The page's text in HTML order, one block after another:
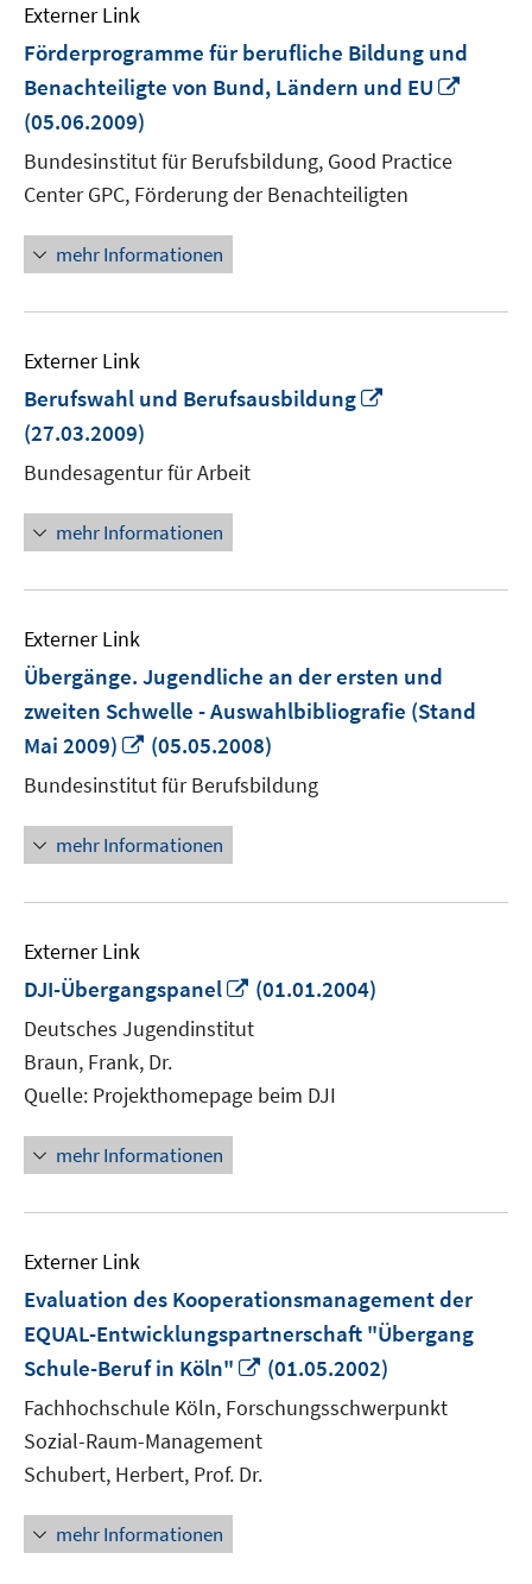
Externer Link
Förderprogramme für berufliche Bildung und
Benachteiligte von Bund, Ländern und EU
(05.06.2009)
Bundesinstitut für Berufsbildung, Good Practice
Center GPC, Förderung der Benachteiligten
mehr Informationen
Externer Link
Berufswahl und Berufsausbildung
(27.03.2009)
Bundesagentur für Arbeit
mehr Informationen
Externer Link
Übergänge. Jugendliche an der ersten und
zweiten Schwelle - Auswahlbibliografie (Stand
Mai 2009)
In
neuem
Fenster
öffnen
(05.05.2008)
Bundesinstitut für Berufsbildung
mehr Informationen
Externer Link
DJI-Übergangspanel
In
Fenster
(01.01.2004)
Deutsches Jugendinstitut
Braun, Frank, Dr.
Quelle: Projekthomepage beim DJI
mehr Informationen
Externer Link
Evaluation des Kooperationsmanagement der
EQUAL-Entwicklungspartnerschaft "Übergang
Schule-Beruf in Köln"
In
neuem
Fenster
öffnen
(01.05.2002)
Fachhochschule Köln, Forschungsschwerpunkt
Sozial-Raum-Management
Schubert, Herbert, Prof. Dr.
mehr Informationen